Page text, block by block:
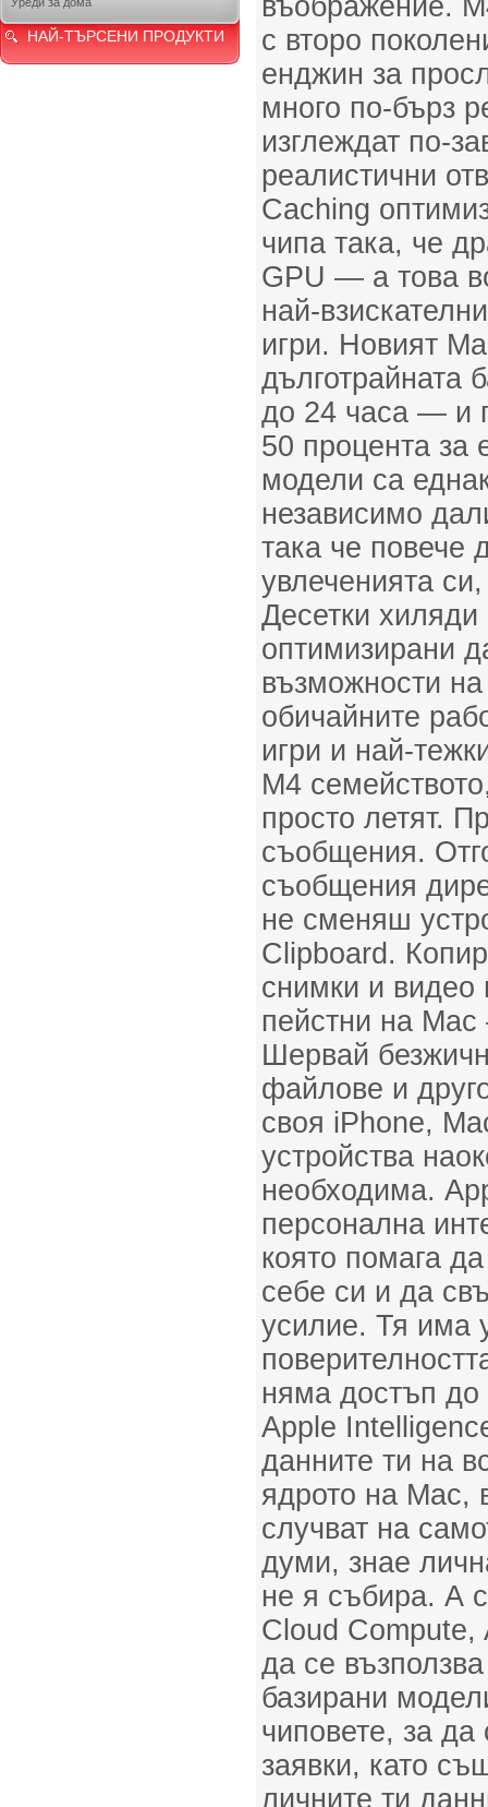
НАЙ-ТЪРСЕНИ ПРОДУКТИ
въображение.
с второ
енджин за
много по-бърз
изглеждат по-
реалистични
Caching
чипа така, че
GPU — а това
най-
игри. Новият
дълготрайната
до 24 часа — и
50 процента за
модели са
независимо
така че повече
увлеченията
Десетки
оптимизирани
възможности
обичайните
игри и най-
M4
просто летят.
съобщения.
съобщения
не сменяш
Clipboard.
снимки и видео
пейстни на
Шервай
файлове и
своя iPhone,
устройства
необходима.
персонална
която помага
себе си и да
усилие. Тя има
няма достъп
Apple
данните ти на
ядрото на Mac,
случват на
думи, знае
не я събира. А
Cloud
да се
базирани
чиповете, за
заявки, като
личните ти